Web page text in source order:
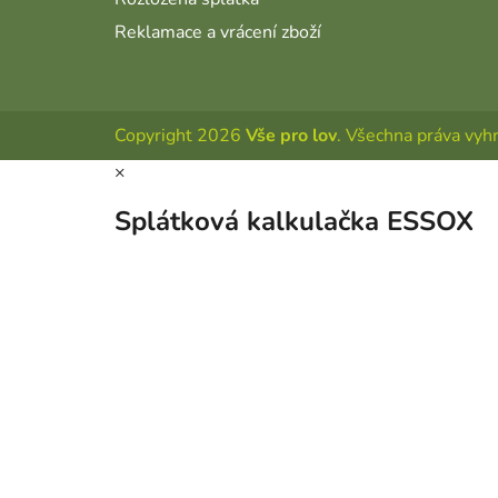
Reklamace a vrácení zboží
Copyright 2026 Vše pro lov. Všechna práva
×
Splátková kalkulačka ESSOX